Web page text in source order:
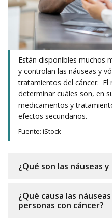
Están disponibles muchos
y controlan las náuseas y
tratamientos del cáncer. El
determinar cuáles son, en
medicamentos y
efectos secundarios.
Fuente: iStock
¿Qué son las náuseas
¿Qué causa las
personas con cáncer?